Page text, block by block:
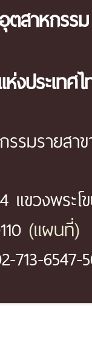
ตสาหกรรม
งประเทศ
รมรายสา
ขวงพระโ
(แผนที่)
713-6547-